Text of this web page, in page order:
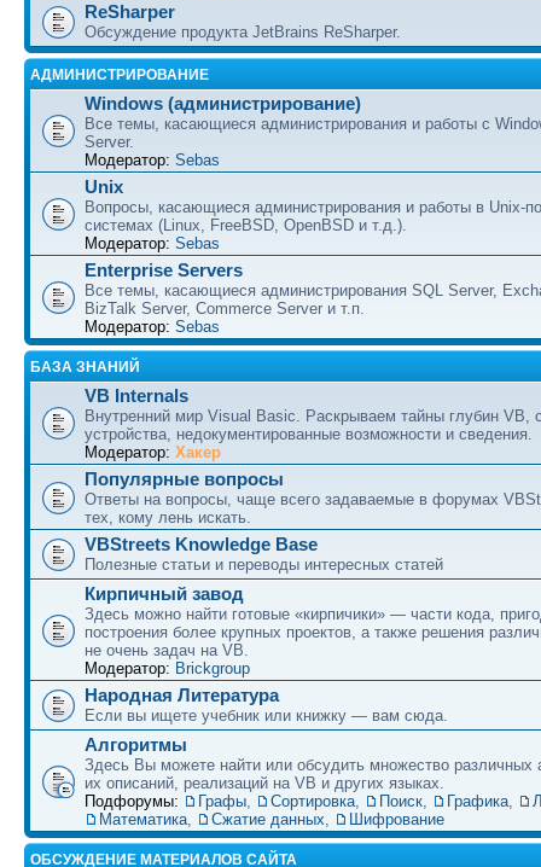
ReSharper
Обсуждение продукта JetBrains ReSharper.
АДМИНИСТРИРОВАНИЕ
Windows (администрирование)
Все темы, касающиеся администрирования и работы с
Server.
Модератор: Sebas
Unix
Вопросы, касающиеся администрирования и работы в Unix-
системах (Linux, FreeBSD, OpenBSD и т.д.).
Модератор: Sebas
Enterprise Servers
Все темы, касающиеся администрирования SQL Server,
BizTalk Server, Commerce Server и т.п.
Модератор: Sebas
БАЗА ЗНАНИЙ
VB Internals
Внутренний мир Visual Basic. Раскрываем тайны глубин VB,
устройства, недокументированные возможности и сведения.
Модератор: Хакер
Популярные вопросы
Ответы на вопросы, чаще всего задаваемые в форумах
тех, кому лень искать.
VBStreets Knowledge Base
Полезные статьи и переводы интересных статей
Кирпичный завод
Здесь можно найти готовые «кирпичики» — части кода,
построения более крупных проектов, а также решения
не очень задач на VB.
Модератор: Brickgroup
Народная Литература
Если вы ищете учебник или книжку — вам сюда.
Алгоритмы
Здесь Вы можете найти или обсудить множество различных
их описаний, реализаций на VB и других языках.
Подфорумы:
Графы, Сортировка, Поиск, Графика,
Математика, Сжатие данных, Шифрование
ОБСУЖДЕНИЕ МАТЕРИАЛОВ САЙТА